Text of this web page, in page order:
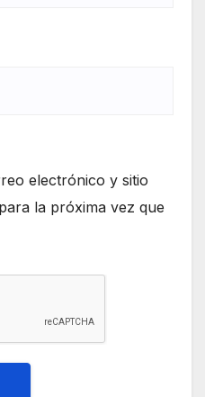
electrónico y sitio
la próxima vez que